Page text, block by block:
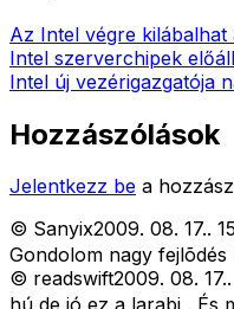
Az Intel végre kilábalhat
Intel szerverchipek
Intel új vezérigazgatója
Hozzászólások
Jelentkezz be a
© Sanyix2009. 08. 17..
Gondolom nagy
© readswift2009. 08. 17..